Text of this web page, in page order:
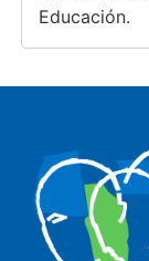
Educación.